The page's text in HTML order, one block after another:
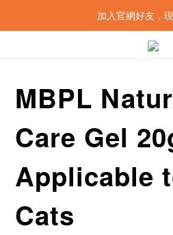
加入官網好友，
MBPL
Care Gel
Applicable
Cats